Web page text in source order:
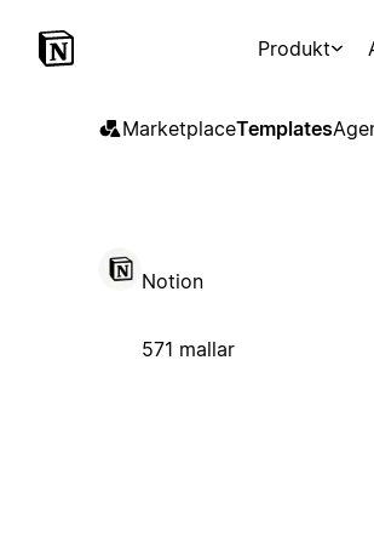
Produkt
MarketplaceTemplates
Notion
571 mallar